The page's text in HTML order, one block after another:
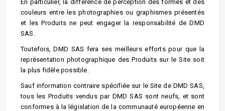
En particulier, la différence de perception des formes et des
couleurs entre les photographies ou graphismes présentés
et les Produits ne peut engager la responsabilité de DMD
SAS.
Toutefois, DMD SAS fera ses meilleurs efforts pour que la
représentation photographique des Produits sur le Site soit
la plus fidèle possible.
Sauf information contraire spécifiée sur le Site de DMD SAS,
tous les Produits vendus par DMD SAS sont neufs, et sont
conformes à la législation de la communauté européenne en